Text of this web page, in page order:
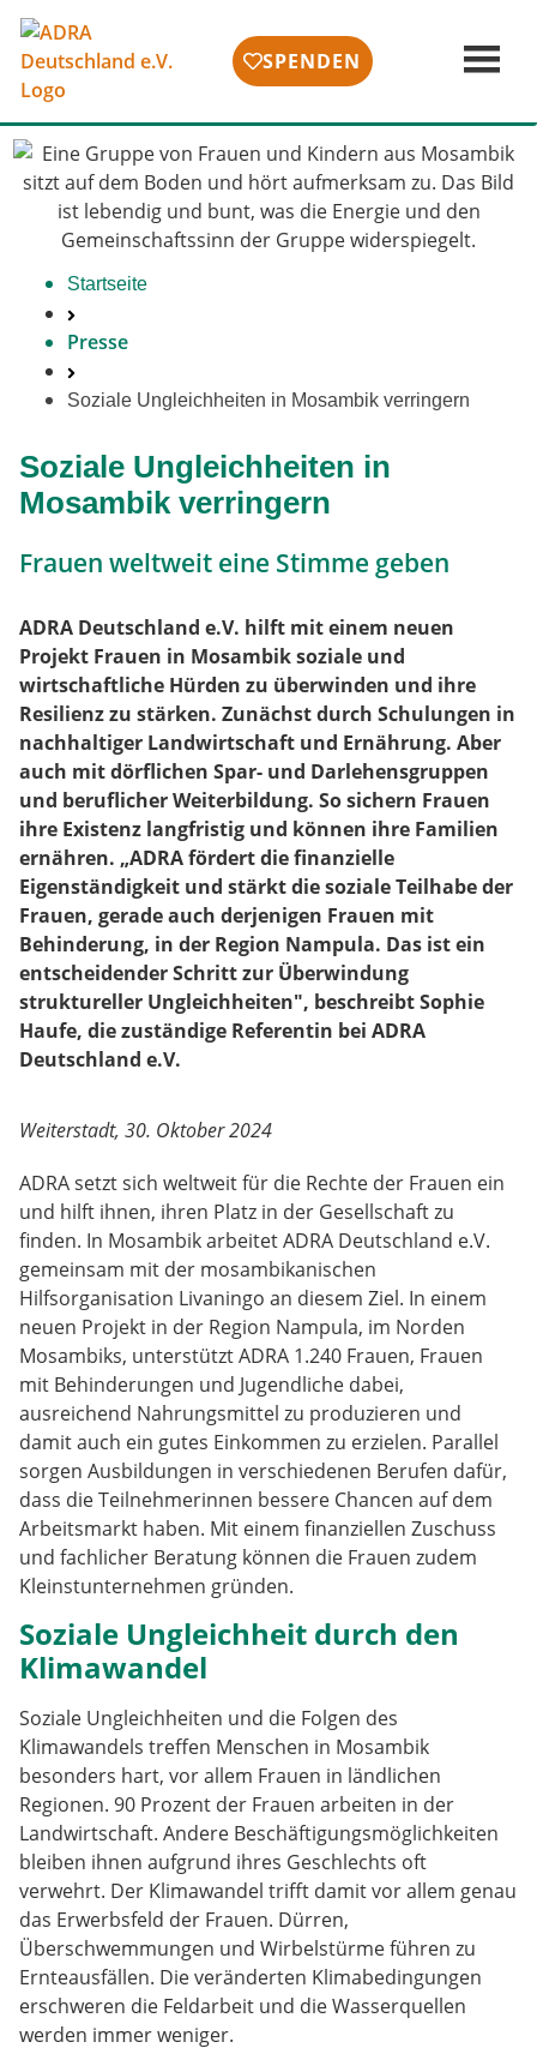
SPENDEN
Startseite
Presse
Soziale Ungleichheiten in Mosambik verringern
Soziale Ungleichheiten in
Mosambik verringern
Frauen weltweit eine Stimme geben
ADRA Deutschland e.V. hilft mit einem neuen
Projekt Frauen in Mosambik soziale und
wirtschaftliche Hürden zu überwinden und ihre
Resilienz zu stärken. Zunächst durch Schulungen in
nachhaltiger Landwirtschaft und Ernährung. Aber
auch mit dörflichen Spar- und Darlehensgruppen
und beruflicher Weiterbildung. So sichern Frauen
ihre Existenz langfristig und können ihre Familien
ernähren. „ADRA fördert die finanzielle
Eigenständigkeit und stärkt die soziale Teilhabe der
Frauen, gerade auch derjenigen Frauen mit
Behinderung, in der Region Nampula. Das ist ein
entscheidender Schritt zur Überwindung
struktureller Ungleichheiten", beschreibt Sophie
Haufe, die zuständige Referentin bei ADRA
Deutschland e.V.
Weiterstadt, 30. Oktober 2024
ADRA setzt sich weltweit für die Rechte der Frauen ein
und hilft ihnen, ihren Platz in der Gesellschaft zu
finden. In Mosambik arbeitet ADRA Deutschland e.V.
gemeinsam mit der mosambikanischen
Hilfsorganisation Livaningo an diesem Ziel. In einem
neuen Projekt in der Region Nampula, im Norden
Mosambiks, unterstützt ADRA 1.240 Frauen, Frauen
mit Behinderungen und Jugendliche dabei,
ausreichend Nahrungsmittel zu produzieren und
damit auch ein gutes Einkommen zu erzielen. Parallel
sorgen Ausbildungen in verschiedenen Berufen dafür,
dass die Teilnehmerinnen bessere Chancen auf dem
Arbeitsmarkt haben. Mit einem finanziellen Zuschuss
und fachlicher Beratung können die Frauen zudem
Kleinstunternehmen gründen.
Soziale Ungleichheit durch den
Klimawandel
Soziale Ungleichheiten und die Folgen des
Klimawandels treffen Menschen in Mosambik
besonders hart, vor allem Frauen in ländlichen
Regionen. 90 Prozent der Frauen arbeiten in der
Landwirtschaft. Andere Beschäftigungsmöglichkeiten
bleiben ihnen aufgrund ihres Geschlechts oft
verwehrt. Der Klimawandel trifft damit vor allem genau
das Erwerbsfeld der Frauen. Dürren,
Überschwemmungen und Wirbelstürme führen zu
Ernteausfällen. Die veränderten Klimabedingungen
erschweren die Feldarbeit und die Wasserquellen
werden immer weniger.